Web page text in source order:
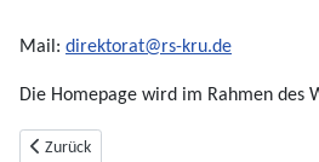
Mail: direktorat@rs-kru.de
Die Homepage wird im Rahmen des
Vorheriger Beitrag: Datenschutz
Zurück